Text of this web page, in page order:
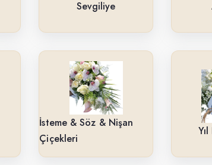
Sevgiliye
İsteme & Söz & Nişan
Çiçekleri